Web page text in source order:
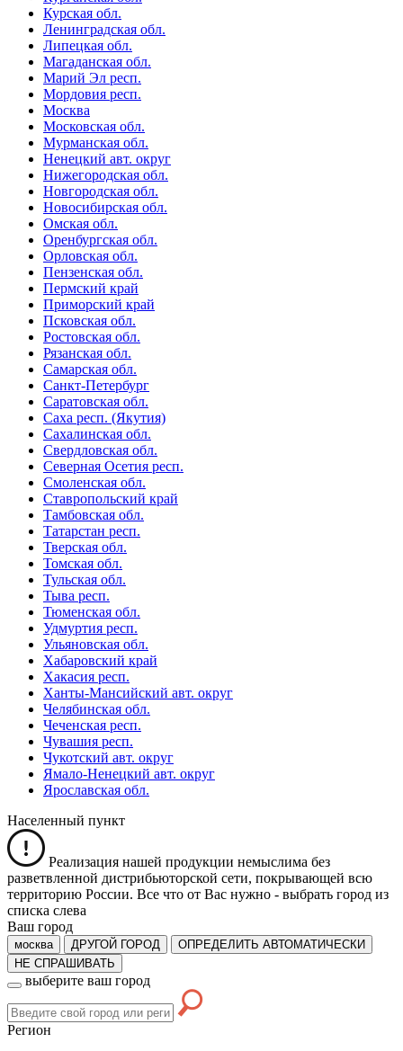
Курская обл.
Ленинградская обл.
Липецкая обл.
Магаданская обл.
Марий Эл респ.
Мордовия респ.
Москва
Московская обл.
Мурманская обл.
Ненецкий авт. округ
Нижегородская обл.
Новгородская обл.
Новосибирская обл.
Омская обл.
Оренбургская обл.
Орловская обл.
Пензенская обл.
Пермский край
Приморский край
Псковская обл.
Ростовская обл.
Рязанская обл.
Самарская обл.
Санкт-Петербург
Саратовская обл.
Саха респ. (Якутия)
Сахалинская обл.
Свердловская обл.
Северная Осетия респ.
Смоленская обл.
Ставропольский край
Тамбовская обл.
Татарстан респ.
Тверская обл.
Томская обл.
Тульская обл.
Тыва респ.
Тюменская обл.
Удмуртия респ.
Ульяновская обл.
Хабаровский край
Хакасия респ.
Ханты-Мансийский авт. округ
Челябинская обл.
Чеченская респ.
Чувашия респ.
Чукотский авт. округ
Ямало-Ненецкий авт. округ
Ярославская обл.
Населенный пункт
Реализация нашей продукции немыслима без
разветвленной дистрибьюторской сети, покрывающей всю
территорию России. Все что от Вас нужно - выбрать город из
списка слева
Ваш город
москва ДРУГОЙ ГОРОД
ОПРЕДЕЛИТЬ АВТОМАТИЧЕСКИ
НЕ СПРАШИВАТЬ
выберите ваш город
Регион